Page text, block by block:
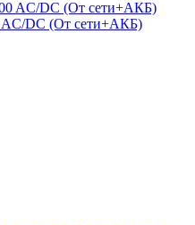
DC (От сети+АКБ)